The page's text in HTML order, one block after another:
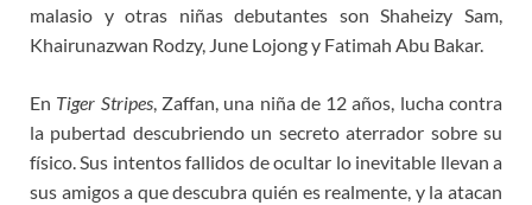
malasio y otras niñas debutantes son Shaheizy Sam,
Khairunazwan Rodzy, June Lojong y Fatimah Abu Bakar.
En Tiger Stripes, Zaffan, una niña de 12 años, lucha contra
la pubertad descubriendo un secreto aterrador sobre su
físico. Sus intentos fallidos de ocultar lo inevitable llevan a
sus amigos a que descubra quién es realmente, y la atacan